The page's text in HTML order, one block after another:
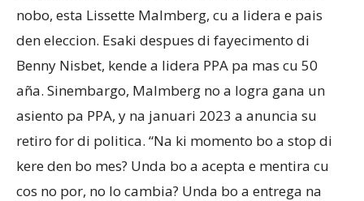
nobo, esta Lissette Malmberg, cu a lidera e pais
den eleccion. Esaki despues di fayecimento di
Benny Nisbet, kende a lidera PPA pa mas cu 50
aña. Sinembargo, Malmberg no a logra gana un
asiento pa PPA, y na januari 2023 a anuncia su
retiro for di politica. “Na ki momento bo a stop di
kere den bo mes? Unda bo a acepta e mentira cu
cos no por, no lo cambia? Unda bo a entrega na